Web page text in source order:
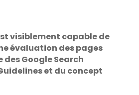
visiblement capable de
évaluation des pages
des Google Search
et du concept